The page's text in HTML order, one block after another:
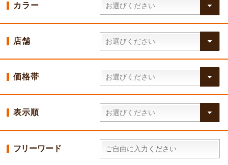
カラー
店舗
価格帯
表示順
フリーワード